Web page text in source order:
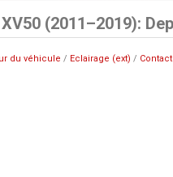
(2011–2019):
du véhicule / Eclairage (ext) /